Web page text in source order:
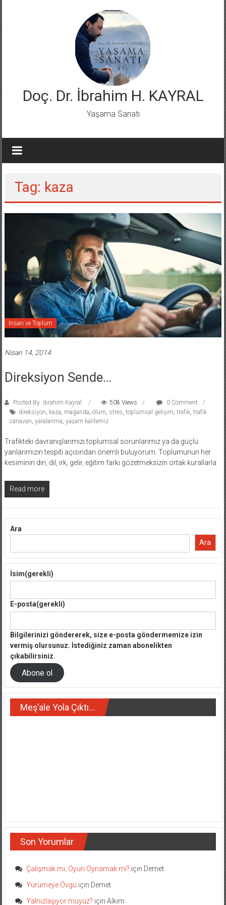
Doç. Dr. İbrahim H. KAYRAL
Yaşama Sanatı
Tag: kaza
İnsan ve Toplum
Nisan 14, 2014
Direksiyon Sende…
Posted By: ibrahim Kayral 508 Views
0 Comment
direksiyon, kaza, maganda, ölüm, stres, toplumsal gelişim, trafik, trafik
canavarı, yaralanma, yaşam kalitemiz
Trafikteki davranışlarımızı toplumsal sorunlarımız ya da güçlü
yanlarımızın tespiti açısından önemli buluyorum. Toplumunun her
kesiminin din, dil, ırk, gelir, eğitim farkı gözetmeksizin ortak kurallarla
Read more
Ara
Ara
İsim(gerekli)
E-posta(gerekli)
Bilgilerinizi göndererek, size e-posta göndermemize izin
vermiş olursunuz. İstediğiniz zaman abonelikten
çıkabilirsiniz.
Abone ol
Meş’ale Yola Çıktı…
Son Yorumlar
Çalışmak mı, Oyun Oynamak mı? için Demet
Yürümeye Övgü için Demet
Yalnızlaşıyor muyuz? için Alkım